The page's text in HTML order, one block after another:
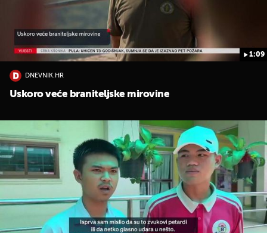
1:09
DNEVNIK.HR
Uskoro veće braniteljske mirovine